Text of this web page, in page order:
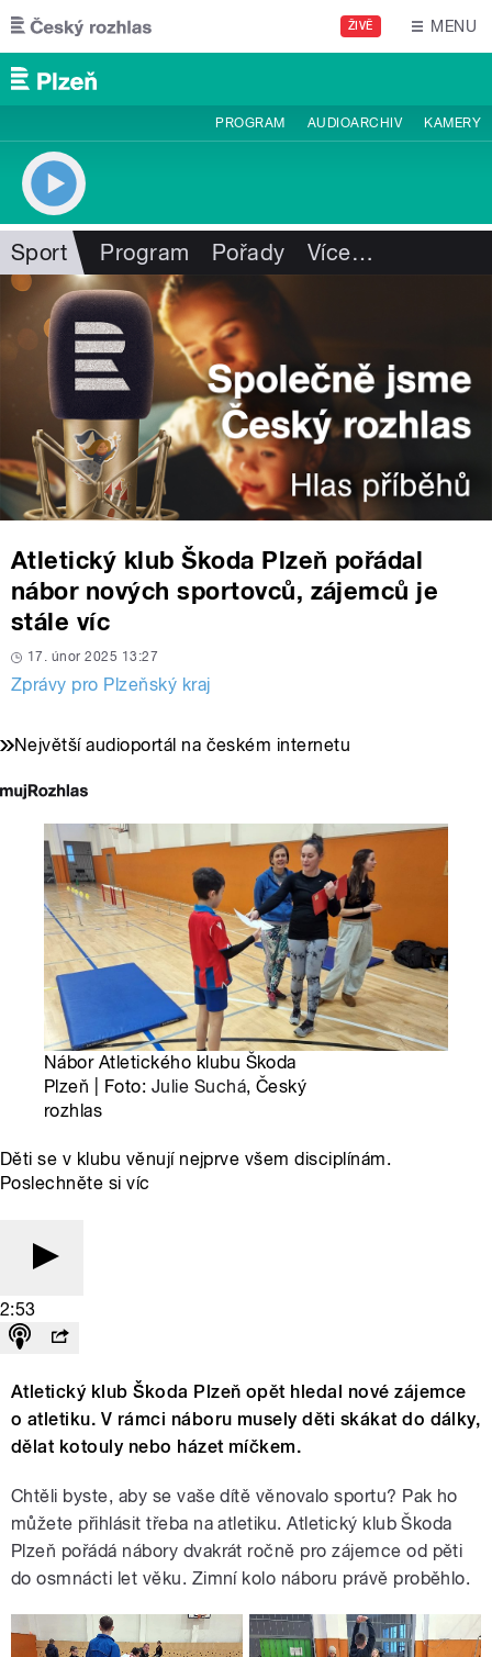
Přejít k hlavnímu obsahu
ŽIVĚ MENU
PROGRAM AUDIOARCHIV KAMERY
Sport Program Pořady Více…
Atletický klub Škoda Plzeň pořádal
nábor nových sportovců, zájemců je
stále víc
17. únor 2025 13:27
Zprávy pro Plzeňský kraj
Největší audioportál na českém internetu
Nábor Atletického klubu Škoda
Plzeň | Foto: Julie Suchá, Český
rozhlas
Děti se v klubu věnují nejprve všem disciplínám.
Poslechněte si víc
2:53
Atletický klub Škoda Plzeň opět hledal nové zájemce
o atletiku. V rámci náboru musely děti skákat do dálky,
dělat kotouly nebo házet míčkem.
Chtěli byste, aby se vaše dítě věnovalo sportu? Pak ho
můžete přihlásit třeba na atletiku. Atletický klub Škoda
Plzeň pořádá nábory dvakrát ročně pro zájemce od pěti
do osmnácti let věku. Zimní kolo náboru právě proběhlo.